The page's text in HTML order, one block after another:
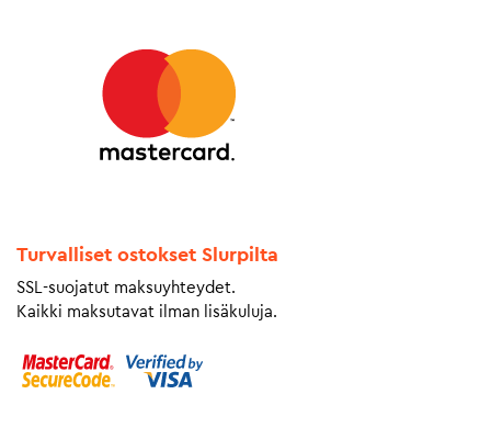
Turvalliset ostokset Slurpilta
SSL-suojatut maksuyhteydet.
Kaikki maksutavat ilman lisäkuluja.